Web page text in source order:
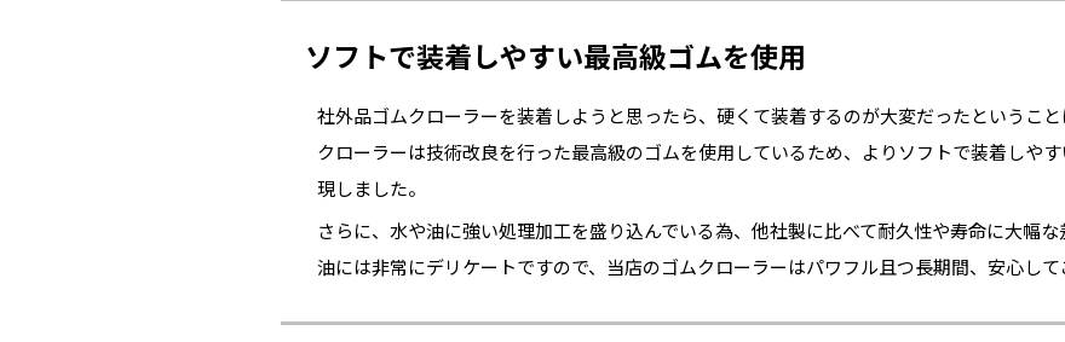
ソフトで装着しやすい最高級ゴムを使用
社外品ゴムクローラーを装着しようと思ったら、硬くて装着するのが大変だったというこ
クローラーは技術改良を行った最高級のゴムを使用しているため、よりソフトで装着しや
現しました。
さらに、水や油に強い処理加工を盛り込んでいる為、他社製に比べて耐久性や寿命に大幅
油には非常にデリケートですので、当店のゴムクローラーはパワフル且つ長期間、安心して